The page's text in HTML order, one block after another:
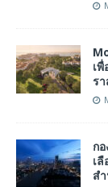
เ
ร
ก
เ
ส